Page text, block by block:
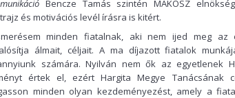
Bencze Tamás szintén MAKOSZ
és motivációs levél írásra is kitért.
minden fiatalnak, aki nem ijed meg az
álmait, céljait. A ma díjazott fiatalok
számára. Nyilván nem ők az egyetlenek
értek el, ezért Hargita Megye Tanácsának
minden olyan kezdeményezést, amely a